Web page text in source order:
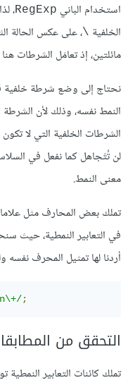
استخدام الباني RegExp،
الخلفية \، على عكس الحالة
مائلتين، إذ تعامَل الشرطات
نحتاج إلى وضع شرطة خلفية
النمط نفسه، وذلك لأن
الشرطات الخلفية التي لا
لن تُتَجاهل كما نفعل في
معنى النمط.
تملك بعض المحارف مثل
في التعابير النمطية، حيث
أردنا لها تمثيل المحرف نفسه
;
التحقق من
تملك كائنات التعابير النمطية